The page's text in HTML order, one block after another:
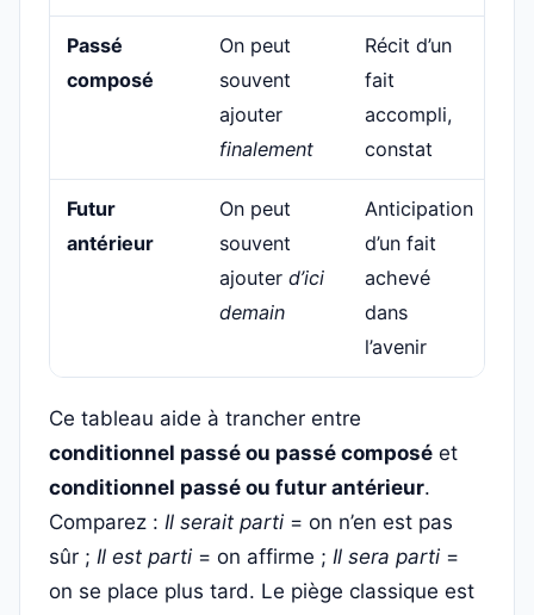
Passé
composé
On peut
souvent
ajouter
finalement
Récit d’un
fait
accompli,
constat
Futur
antérieur
On peut
souvent
ajouter d’ici
demain
Anticipation
d’un fait
achevé
dans
l’avenir
Ce tableau aide à trancher entre
conditionnel passé ou passé composé et
conditionnel passé ou futur antérieur.
Comparez : Il serait parti= on n’en est pas
sûr ; Il est parti= on affirme ; Il sera parti=
on se place plus tard. Le piège classique est